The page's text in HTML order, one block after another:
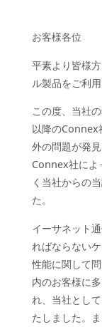
お客様各位
平素より皆様
ル製品をご利
この度、当社
以降のConnex
外の問題が発
Connex社によ
く当社からの
た。
イーサネット
ればならない
性能に関して
内のお客様に
れ、当社とし
たしました。